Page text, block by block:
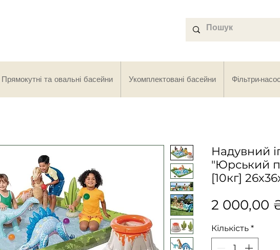
Надувний
"Юрський
[10кг]
2 000,00
Кількість *
Прямокутні та овальні басейни Укомплектовані басейни Фільтри-